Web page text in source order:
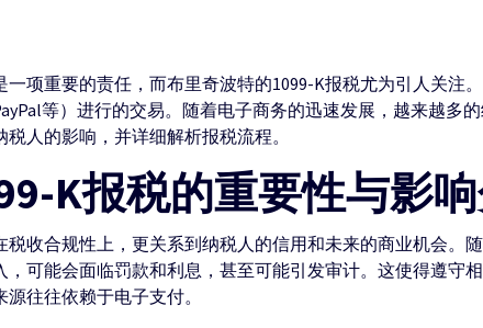
项重要的责任，而布里奇波特的1099-K报税尤为引人关注
等）进行的交易。随着电子商务的迅速发展，越来越多
人的影响，并详细解析报税流程。
K报税的重要性与影
收合规性上，更关系到纳税人的信用和未来的商业机会。
可能会面临罚款和利息，甚至可能引发审计。这使得遵守
往往依赖于电子支付。